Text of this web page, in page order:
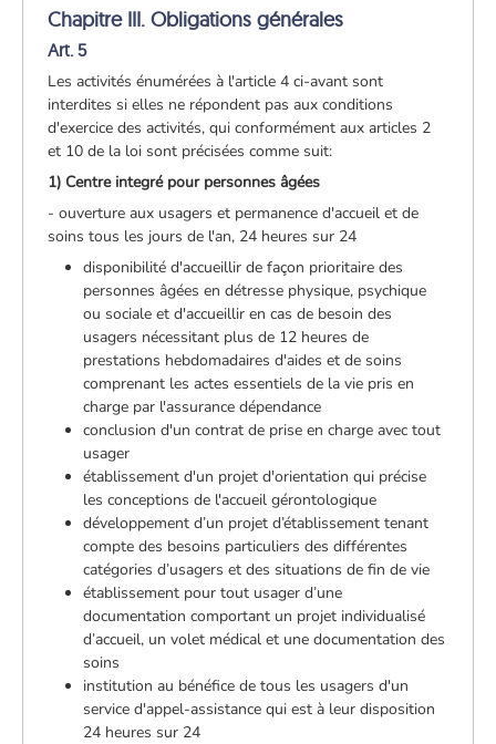
Chapitre III. Obligations générales
Art. 5
Les activités énumérées à l'article 4 ci-avant sont
interdites si elles ne répondent pas aux conditions
d'exercice des activités, qui conformément aux articles 2
et 10 de la loi sont précisées comme suit:
1) Centre integré pour personnes âgées
- ouverture aux usagers et permanence d'accueil et de
soins tous les jours de l'an, 24 heures sur 24
disponibilité d'accueillir de façon prioritaire des
personnes âgées en détresse physique, psychique
ou sociale et d'accueillir en cas de besoin des
usagers nécessitant plus de 12 heures de
prestations hebdomadaires d'aides et de soins
comprenant les actes essentiels de la vie pris en
charge par l'assurance dépendance
conclusion d'un contrat de prise en charge avec tout
usager
établissement d'un projet d'orientation qui précise
les conceptions de l'accueil gérontologique
développement d’un projet d’établissement tenant
compte des besoins particuliers des différentes
catégories d’usagers et des situations de fin de vie
établissement pour tout usager d’une
documentation comportant un projet individualisé
d’accueil, un volet médical et une documentation des
soins
institution au bénéfice de tous les usagers d'un
service d'appel-assistance qui est à leur disposition
24 heures sur 24